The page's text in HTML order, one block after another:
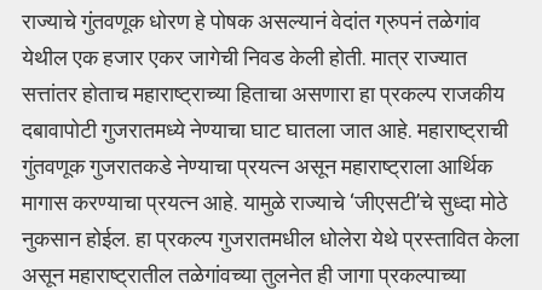
राज्याचे गुंतवणूक धोरण हे पोषक असल्यानं वेदांत ग्रुपनं तळेगांव
येथील एक हजार एकर जागेची निवड केली होती. मात्र राज्यात
सत्तांतर होताच महाराष्ट्राच्या हिताचा असणारा हा प्रकल्प राजकीय
दबावापोटी गुजरातमध्ये नेण्याचा घाट घातला जात आहे. महाराष्ट्राची
गुंतवणूक गुजरातकडे नेण्याचा प्रयत्न असून महाराष्ट्राला आर्थिक
मागास करण्याचा प्रयत्न आहे. यामुळे राज्याचे ‘जीएसटी’चे सुध्दा मोठे
नुकसान होईल. हा प्रकल्प गुजरातमधील धोलेरा येथे प्रस्तावित केला
असून महाराष्ट्रातील तळेगांवच्या तुलनेत ही जागा प्रकल्पाच्या